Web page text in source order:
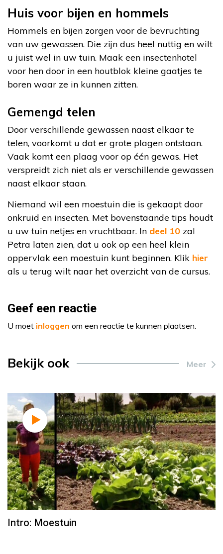
Huis voor bijen en hommels
Hommels en bijen zorgen voor de bevruchting
van uw gewassen. Die zijn dus heel nuttig en wilt
u juist wel in uw tuin. Maak een insectenhotel
voor hen door in een houtblok kleine gaatjes te
boren waar ze in kunnen zitten.
Gemengd telen
Door verschillende gewassen naast elkaar te
telen, voorkomt u dat er grote plagen ontstaan.
Vaak komt een plaag voor op één gewas. Het
verspreidt zich niet als er verschillende gewassen
naast elkaar staan.
Niemand wil een moestuin die is gekaapt door
onkruid en insecten. Met bovenstaande tips houdt
u uw tuin netjes en vruchtbaar. In deel 10 zal
Petra laten zien, dat u ook op een heel klein
oppervlak een moestuin kunt beginnen. Klik hier
als u terug wilt naar het overzicht van de cursus.
Geef een reactie
U moet inloggen om een reactie te kunnen plaatsen.
Bekijk ook Meer
Intro: Moestuin